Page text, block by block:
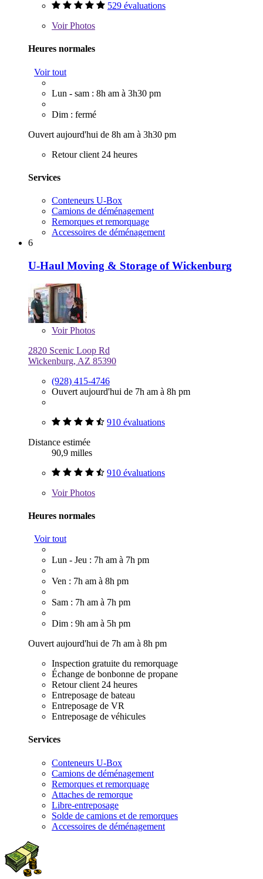
529 évaluations
VoirPhotos
Heures normales
Voir tout
Lun - sam : 8h am à 3h30 pm
Dim : fermé
Ouvert aujourd'hui de 8h am à 3h30 pm
Retour client 24 heures
Services
Conteneurs U-Box
Camions de déménagement
Remorques et remorquage
Accessoires de déménagement
6
U-Haul Moving & Storage of Wickenburg
VoirPhotos
2820 Scenic Loop Rd
Wickenburg, AZ 85390
(928) 415-4746
Ouvert aujourd'hui de 7h am à 8h pm
910 évaluations
Distance estimée
90,9 milles
910 évaluations
VoirPhotos
Heures normales
Voir tout
Lun - Jeu : 7h am à 7h pm
Ven : 7h am à 8h pm
Sam : 7h am à 7h pm
Dim : 9h am à 5h pm
Ouvert aujourd'hui de 7h am à 8h pm
Inspection gratuite du remorquage
Échange de bonbonne de propane
Retour client 24 heures
Entreposage de bateau
Entreposage de VR
Entreposage de véhicules
Services
Conteneurs U-Box
Camions de déménagement
Remorques et remorquage
Attaches de remorque
Libre-entreposage
Solde de camions et de remorques
Accessoires de déménagement